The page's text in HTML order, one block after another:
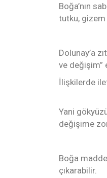
Boğa’nın
tutku, gizem
Dolunay’a
ve değişim”
İlişkilerde
Yani
değişime
Boğa
çıkarabilir.